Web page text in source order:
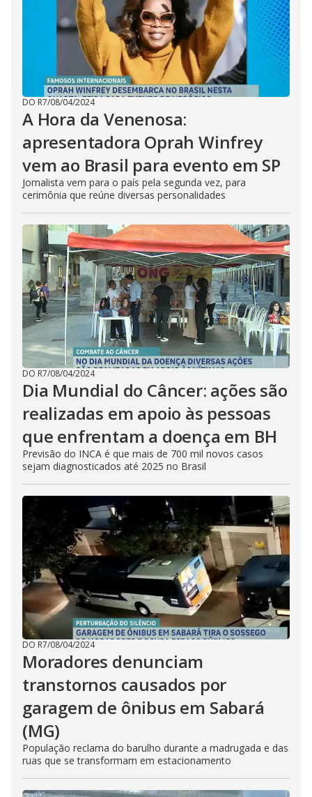
DO R7/08/04/2024
A Hora da Venenosa:
apresentadora Oprah Winfrey
vem ao Brasil para evento em SP
Jornalista vem para o país pela segunda vez, para
cerimônia que reúne diversas personalidades
DO R7/08/04/2024
Dia Mundial do Câncer: ações são
realizadas em apoio às pessoas
que enfrentam a doença em BH
Previsão do INCA é que mais de 700 mil novos casos
sejam diagnosticados até 2025 no Brasil
DO R7/08/04/2024
Moradores denunciam
transtornos causados por
garagem de ônibus em Sabará
(MG)
População reclama do barulho durante a madrugada e das
ruas que se transformam em estacionamento